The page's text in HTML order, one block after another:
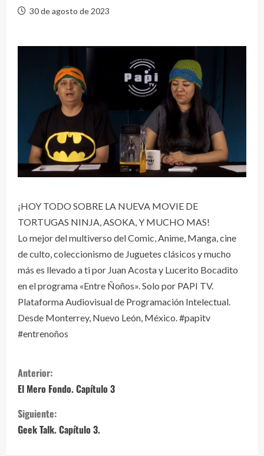
30 de agosto de 2023
¡HOY TODO SOBRE LA NUEVA MOVIE DE
TORTUGAS NINJA, ASOKA, Y MUCHO MAS!
Lo mejor del multiverso del Comic, Anime, Manga, cine
de culto, coleccionismo de Juguetes clásicos y mucho
más es llevado a ti por Juan Acosta y Lucerito Bocadito
en el programa «Entre Ñoños». Solo por PAPI TV.
Plataforma Audiovisual de Programación Intelectual.
Desde Monterrey, Nuevo León, México. #papitv
#entrenoños
S
i
g
u
Anterior:
El Mero Fondo. Capítulo 3
Siguiente:
Geek Talk. Capítulo 3.